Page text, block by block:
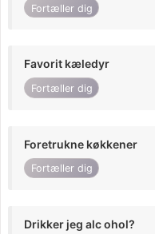
Fortæller dig
Favorit kæledyr
Fortæller dig
Foretrukne køkkener
Fortæller dig
Drikker jeg alc ohol?